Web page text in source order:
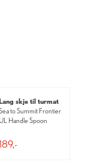
Lang skje til turmat
to Summit Frontier
Handle Spoon